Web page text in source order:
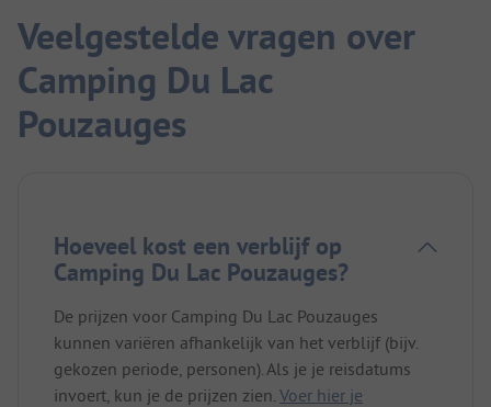
Veelgestelde vragen over
Camping Du Lac
Pouzauges
Hoeveel kost een verblijf op
Camping Du Lac Pouzauges?
De prijzen voor Camping Du Lac Pouzauges
kunnen variëren afhankelijk van het verblijf (bijv.
gekozen periode, personen). Als je je reisdatums
invoert, kun je de prijzen zien. Voer hier je